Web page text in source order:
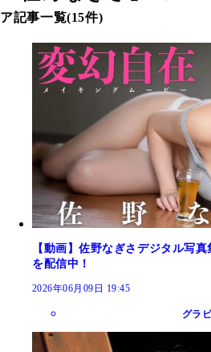
ア記事一覧(15件)
【動画】佐野なぎさデジタル写
を配信中！
2026年06月09日 19:45
グラ